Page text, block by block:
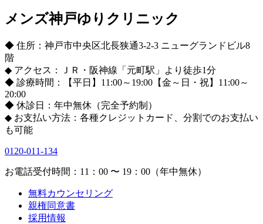
メンズ神戸ゆりクリニック
◆ 住所：神戸市中央区北長狭通3-2-3 ニューグランドビル8
階
◆ アクセス：ＪＲ・阪神線「元町駅」より徒歩1分
◆ 診療時間：【平日】11:00～19:00【金～日・祝】11:00～
20:00
◆ 休診日：年中無休（完全予約制）
◆ お支払い方法：各種クレジットカード、分割でのお支払い
も可能
0120-011-134
お電話受付時間：11：00 〜 19：00（年中無休）
無料カウンセリング
親権同意書
採用情報